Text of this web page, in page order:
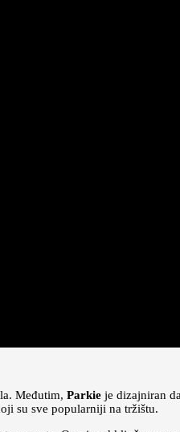
Međutim, Parkie je dizajniran
su sve popularniji na tržištu.